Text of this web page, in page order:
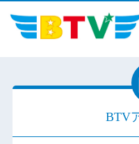
BTV